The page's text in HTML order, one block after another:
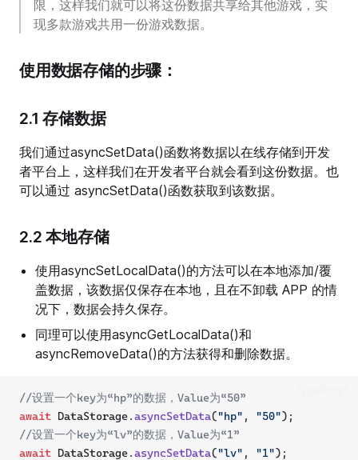
限，这样我们就可以将这份数据共享给其他游戏，实
现多款游戏共用一份游戏数据。
使用数据存储的步骤：
2.1 存储数据
我们通过asyncSetData()函数将数据以在线存储到开发
者平台上，这样我们在开发者平台就会看到这份数据。也
可以通过 asyncSetData()函数获取到该数据。
2.2 本地存储
使用asyncSetLocalData()的方法可以在本地添加/覆
盖数据，该数据仅保存在本地，且在不卸载 APP 的情
况下，数据会持久保存。
同理可以使用asyncGetLocalData()和
asyncRemoveData()的方法获得和删除数据。
//设置一个key为“hp”的数据，Value为“50”
await DataStorage.asyncSetData("hp" , "50");
//设置一个key为“lv”的数据，Value为“1”
await DataStorage.asyncSetData("lv" , "1");